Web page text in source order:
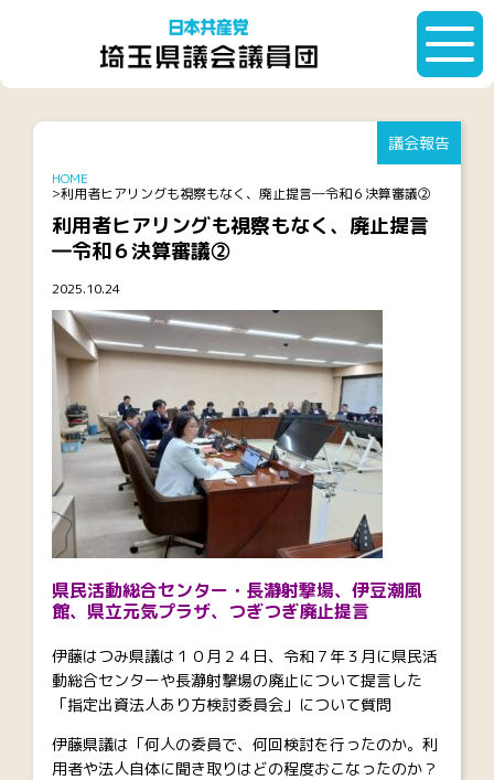
HOME
利用者ヒアリングも視察もなく、廃止提言―令和６決算審議②
利用者ヒアリングも視察もなく、廃止提言
―令和６決算審議②
2025.10.24
議会報告
県民活動総合センター・長瀞射撃場、伊豆潮風
館、県立元気プラザ、つぎつぎ廃止提言
伊藤はつみ県議は１０月２４日、令和７年３月に県民活
動総合センターや長瀞射撃場の廃止について提言した
「指定出資法人あり方検討委員会」について質問
伊藤県議は「何人の委員で、何回検討を行ったのか。利
用者や法人自体に聞き取りはどの程度おこなったのか？